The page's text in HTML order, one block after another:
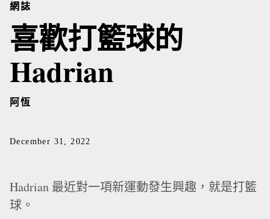
網誌
喜歡打籃球的
Hadrian
阿恆
December 31, 2022
Hadrian 最近對一項新運動發生興趣，就是打籃
球。